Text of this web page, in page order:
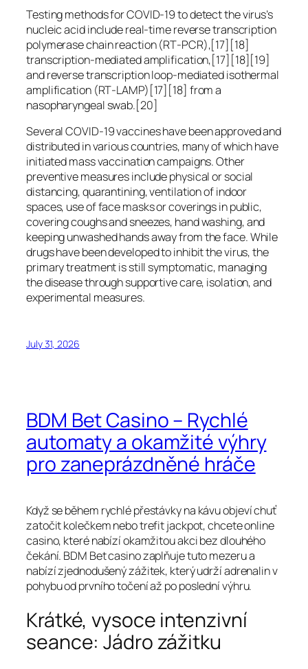
Testing methods for COVID-19 to detect the virus’s
nucleic acid include real-time reverse transcription
polymerase chain reaction (RT‑PCR),[17][18]
transcription-mediated amplification,[17][18][19]
and reverse transcription loop-mediated isothermal
amplification (RT‑LAMP)[17][18] from a
nasopharyngeal swab.[20]
Several COVID-19 vaccines have been approved and
distributed in various countries, many of which have
initiated mass vaccination campaigns. Other
preventive measures include physical or social
distancing, quarantining, ventilation of indoor
spaces, use of face masks or coverings in public,
covering coughs and sneezes, hand washing, and
keeping unwashed hands away from the face. While
drugs have been developed to inhibit the virus, the
primary treatment is still symptomatic, managing
the disease through supportive care, isolation, and
experimental measures.
July 31, 2026
BDM Bet Casino – Rychlé
automaty a okamžité výhry
pro zaneprázdněné hráče
Když se během rychlé přestávky na kávu objeví chuť
zatočit kolečkem nebo trefit jackpot, chcete online
casino, které nabízí okamžitou akci bez dlouhého
čekání. BDM Bet casino zaplňuje tuto mezeru a
nabízí zjednodušený zážitek, který udrží adrenalin v
pohybu od prvního točení až po poslední výhru.
Krátké, vysoce intenzivní
seance: Jádro zážitku